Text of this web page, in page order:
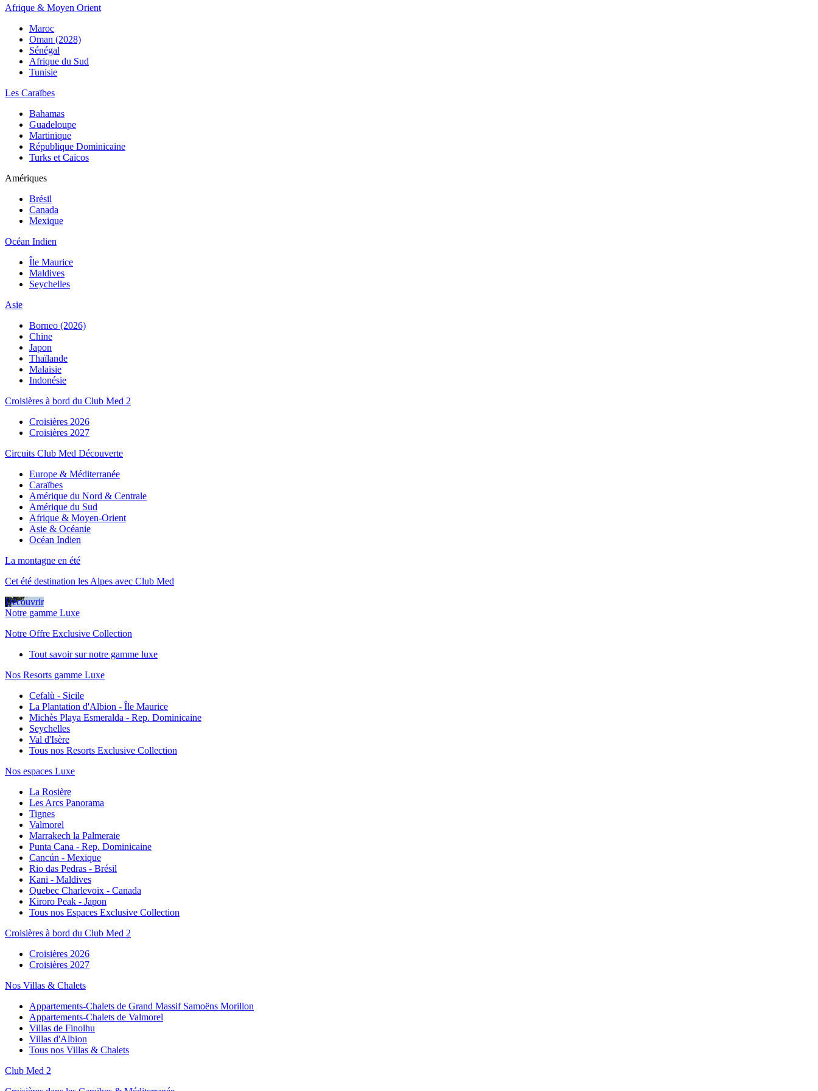
Afrique & Moyen Orient
Maroc
Oman (2028)
Sénégal
Afrique du Sud
Tunisie
Les Caraïbes
Bahamas
Guadeloupe
Martinique
République Dominicaine
Turks et Caïcos
Amériques
Brésil
Canada
Mexique
Océan Indien
Île Maurice
Maldives
Seychelles
Asie
Borneo (2026)
Chine
Japon
Thaïlande
Malaisie
Indonésie
Croisières à bord du Club Med 2
Croisières 2026
Croisières 2027
Circuits Club Med Découverte
Europe & Méditerranée
Caraïbes
Amérique du Nord & Centrale
Amérique du Sud
Afrique & Moyen-Orient
Asie & Océanie
Océan Indien
La montagne en été
Cet été destination les Alpes avec Club Med
Découvrir
Notre gamme Luxe
Notre Offre Exclusive Collection
Tout savoir sur notre gamme luxe
Nos Resorts gamme Luxe
Cefalù - Sicile
La Plantation d'Albion - Île Maurice
Michès Playa Esmeralda - Rep. Dominicaine
Seychelles
Val d'Isère
Tous nos Resorts Exclusive Collection
Nos espaces Luxe
La Rosière
Les Arcs Panorama
Tignes
Valmorel
Marrakech la Palmeraie
Punta Cana - Rep. Dominicaine
Cancún - Mexique
Rio das Pedras - Brésil
Kani - Maldives
Quebec Charlevoix - Canada
Kiroro Peak - Japon
Tous nos Espaces Exclusive Collection
Croisières à bord du Club Med 2
Croisières 2026
Croisières 2027
Nos Villas & Chalets
Appartements-Chalets de Grand Massif Samoëns Morillon
Appartements-Chalets de Valmorel
Villas de Finolhu
Villas d'Albion
Tous nos Villas & Chalets
Club Med 2